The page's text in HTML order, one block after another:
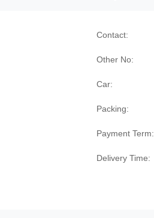
Contact:
Other No:
Car:
Packing:
Payment Term:
Delivery Time: